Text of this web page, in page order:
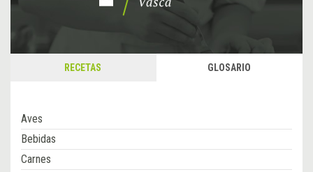
RECETAS GLOSARIO
Aves
Bebidas
Carnes